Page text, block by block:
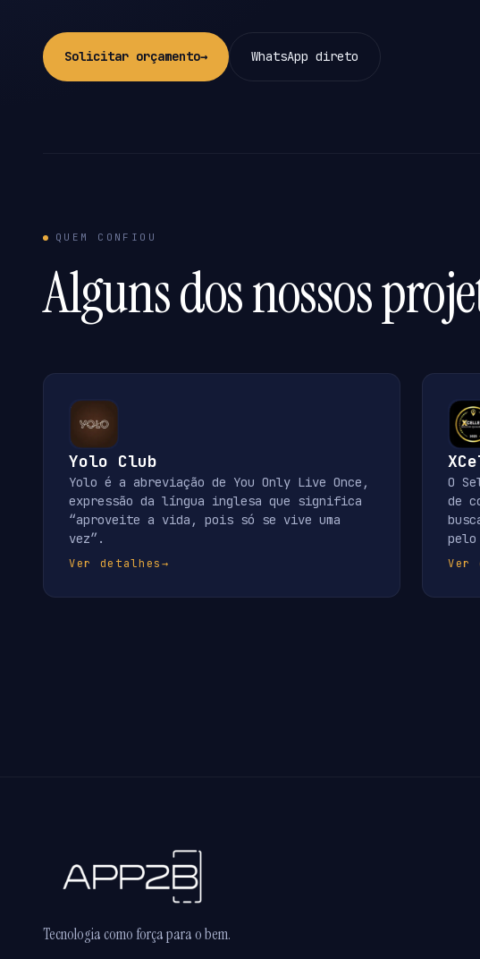
Solicitar orçamento→ WhatsApp direto
QUEM CONFIOU
Alguns dos nossos
Yolo Club
Yolo é a abreviação de You Only Live Once,
expressão da língua inglesa que significa
“aproveite a vida, pois só se vive uma
vez”.
Ver detalhes→
O
de
Ver
Tecnologia como força para o bem.